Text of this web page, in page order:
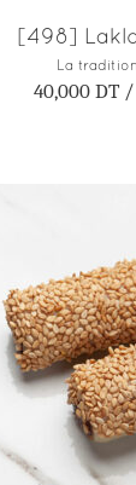
[498]
La tradition
40,000 DT /
AJOUTER AU